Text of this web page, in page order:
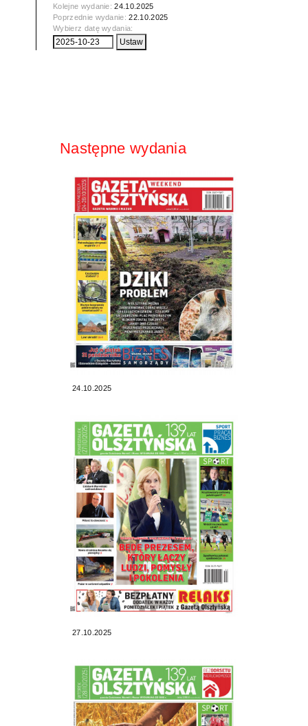
Kolejne wydanie:24.10.2025
Poprzednie wydanie:22.10.2025
Wybierz datę wydania:
Następne wydania
24.10.2025
27.10.2025